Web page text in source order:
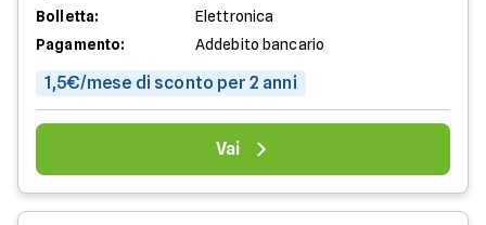
Bolletta:
Elettronica
Pagamento:
Addebito bancario
1,5€/mese di sconto per 2 anni
Vai